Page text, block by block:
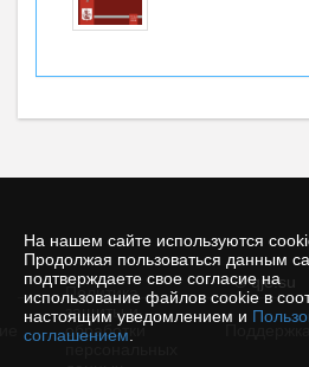
На нашем сайте используются
Продолжая пользоваться данным
подтверждаете свое согласие на
использование файлов cookie в
настоящим уведомлением и
соглашением
© qje.su
Политика
защиты и
обработки